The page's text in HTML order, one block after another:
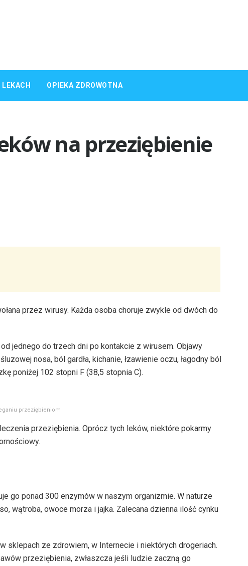
LEKACH OPIEKA ZDROWOTNA
na przeziębienie
przez wirusy. Każda osoba choruje zwykle od dwóch do
jednego do trzech dni po kontakcie z wirusem. Objawy
nosa, ból gardła, kichanie, łzawienie oczu, łagodny ból
poniżej 102 stopni F (38,5 stopnia C).
przeziębieniom
przeziębienia. Oprócz tych leków, niektóre pokarmy
go ponad 300 enzymów w naszym organizmie. W naturze
wątroba, owoce morza i jajka. Zalecana dzienna ilość cynku
sklepach ze zdrowiem, w Internecie i niektórych drogeriach.
przeziębienia, zwłaszcza jeśli ludzie zaczną go